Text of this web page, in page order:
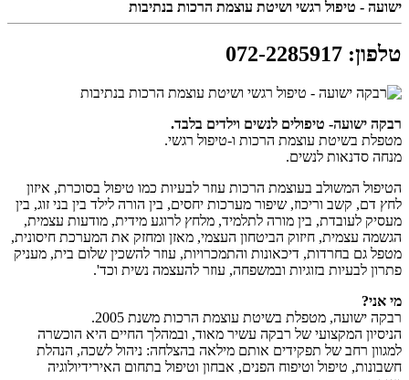
ישועה - טיפול רגשי ושיטת עוצמת הרכות בנתיבות
טלפון:
072-2285917
רבקה ישועה- טיפולים לנשים וילדים בלבד.
מטפלת בשיטת עוצמת הרכות ו-טיפול רגשי.
מנחה סדנאות לנשים.
הטיפול המשולב בעוצמת הרכות עוזר לבעיות כמו טיפול בסוכרת, איזון
לחץ דם, קשב וריכוז, שיפור מערכות יחסים, בין הורה לילד בין בני זוג, בין
מעסיק לעובדת, בין מורה לתלמיד, מלחץ לרוגע מידית, מודעות עצמית,
הגשמה עצמית, חיזוק הביטחון העצמי, מאזן ומחזק את המערכת חיסונית,
מטפל גם בחרדות, דיכאונות והתמכרויות, עוזר להשכין שלום בית, מעניק
פתרון לבעיות בזוגיות ובמשפחה, עוזר להעצמה נשית וכד'.
מי אני?
רבקה ישועה, מטפלת בשיטת עוצמת הרכות משנת 2005.
הניסיון המקצועי של רבקה עשיר מאוד, ובמהלך החיים היא הוכשרה
למגוון רחב של תפקידים אותם מילאה בהצלחה: ניהול לשכה, הנהלת
חשבונות, טיפול וטיפוח הפנים, אבחון וטיפול בתחום האירידיולוגיה